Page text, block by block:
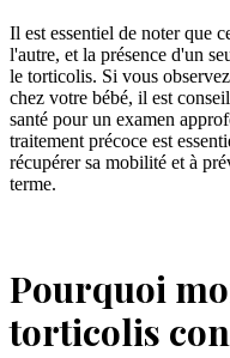
Il est essentiel de noter que
l'autre, et la présence d'un
le torticolis. Si vous
chez votre bébé, il est
santé pour un examen
traitement précoce est
récupérer sa mobilité et à
terme.
Pourquoi
torticolis